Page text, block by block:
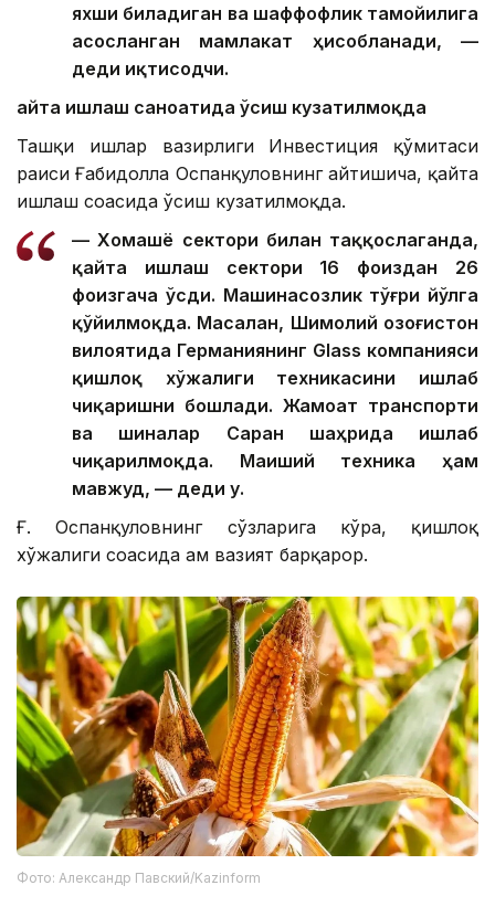
яхши биладиган ва шаффофлик тамойилига
асосланган мамлакат ҳисобланади, —
деди иқтисодчи.
Қайта ишлаш саноатида ўсиш кузатилмоқда
Ташқи ишлар вазирлиги Инвестиция қўмитаси
раиси Ғабидолла Оспанқуловнинг айтишича, қайта
ишлаш соҳасида ўсиш кузатилмоқда.
— Хомашё сектори билан таққослаганда,
қайта ишлаш сектори 16 фоиздан 26
фоизгача ўсди. Машинасозлик тўғри йўлга
қўйилмоқда. Масалан, Шимолий Қозоғистон
вилоятида Германиянинг Glass компанияси
қишлоқ хўжалиги техникасини ишлаб
чиқаришни бошлади. Жамоат транспорти
ва шиналар Саран шаҳрида ишлаб
чиқарилмоқда. Маиший техника ҳам
мавжуд, — деди у.
Ғ. Оспанқуловнинг сўзларига кўра, қишлоқ
хўжалиги соҳасида ҳам вазият барқарор.
Фото: Александр Павский/Kazinform